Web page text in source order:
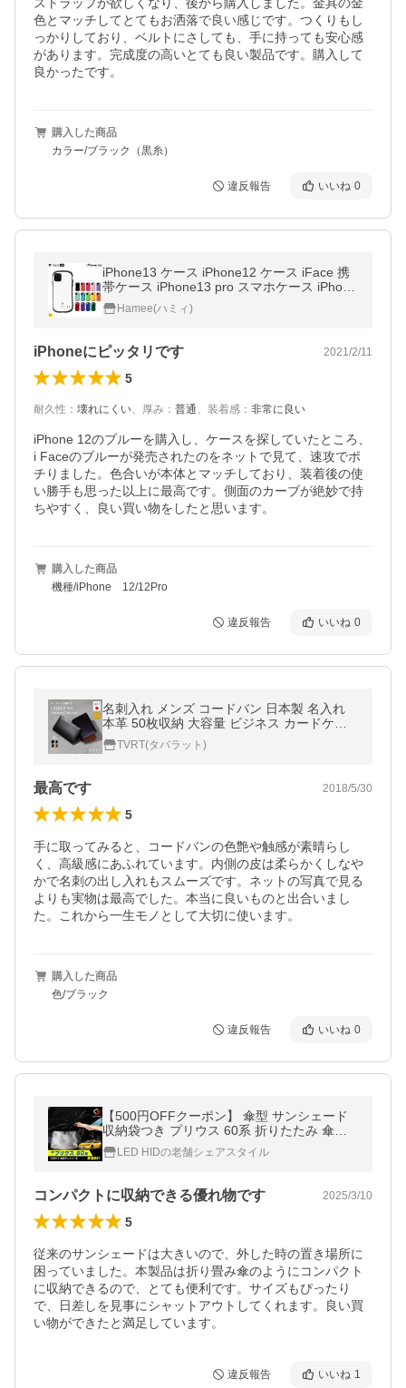
色とマッチしてとてもお洒落で良い感じです。つくりもし
っかりしており、ベルトにさしても、手に持っても安心感
があります。完成度の高いとても良い製品です。購入して
良かったです。
購入した商品
カラー/ブラック（黒糸）
違反報告 いいね 0
iPhone13 ケース iPhone12 ケース iFace 携
帯ケース iPhone13 pro スマホケース iPhone
12 pro iPhone15 ケース First Class Standar
d
Hamee(ハミィ)
iPhoneにピッタリです 2021/2/11
5
耐久性 ： 壊れにくい、 厚み ： 普通、 装着感 ： 非常に良い
iPhone 12のブルーを購入し、ケースを探していたところ、
i Faceのブルーが発売されたのをネットで見て、速攻でポ
チりました。色合いが本体とマッチしており、装着後の使
い勝手も思った以上に最高です。側面のカーブが絶妙で持
ちやすく、良い買い物をしたと思います。
購入した商品
機種/iPhone 12/12Pro
違反報告 いいね 0
名刺入れ メンズ コードバン 日本製 名入れ
本革 50枚収納 大容量 ビジネス カードケー
ス シンプル 新生活 爆買 Tps-036
TVRT(タバラット)
最高です 2018/5/30
5
手に取ってみると、コードバンの色艶や触感が素晴らし
く、高級感にあふれています。内側の皮は柔らかくしなや
かで名刺の出し入れもスムーズです。ネットの写真で見る
よりも実物は最高でした。本当に良いものと出合いまし
た。これから一生モノとして大切に使います。
購入した商品
色/ブラック
違反報告 いいね 0
【500円OFFクーポン】 傘型 サンシェード
収納袋つき プリウス 60系 折りたたみ 傘式
日よけ UV 紫外線 トヨタ パーツ シェアスタ
イル カスタム
LED HIDの老舗シェアスタイル
コンパクトに収納できる優れ物です 2025/3/10
5
従来のサンシェードは大きいので、外した時の置き場所に
困っていました。本製品は折り畳み傘のようにコンパクト
に収納できるので、とても便利です。サイズもぴったり
で、日差しを見事にシャットアウトしてくれます。良い買
い物ができたと満足しています。
違反報告 いいね 1